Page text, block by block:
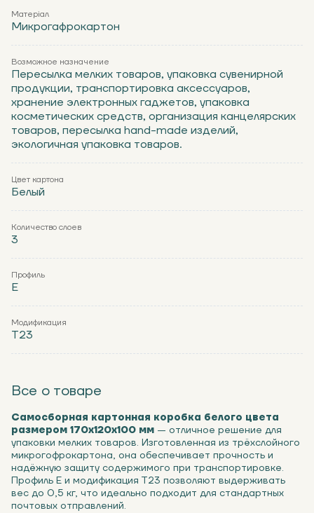
Матеріал
Микрогафрокартон
Возможное назначение
Пересылка мелких товаров, упаковка сувенирной
продукции, транспортировка аксессуаров,
хранение электронных гаджетов, упаковка
косметических средств, организация канцелярских
товаров, пересылка hand-made изделий,
экологичная упаковка товаров.
Цвет картона
Белый
Количество слоев
3
Профиль
Е
Модификация
Т23
Все о товаре
Самосборная картонная коробка белого цвета
размером 170x120x100 мм — отличное решение для
упаковки мелких товаров. Изготовленная из трёхслойного
микрогофрокартона, она обеспечивает прочность и
надёжную защиту содержимого при транспортировке.
Профиль Е и модификация Т23 позволяют выдерживать
вес до 0,5 кг, что идеально подходит для стандартных
почтовых отправлений.